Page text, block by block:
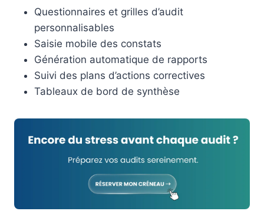
Questionnaires et grilles d’audit
personnalisables
Saisie mobile des constats
Génération automatique de rapports
Suivi des plans d’actions correctives
Tableaux de bord de synthèse